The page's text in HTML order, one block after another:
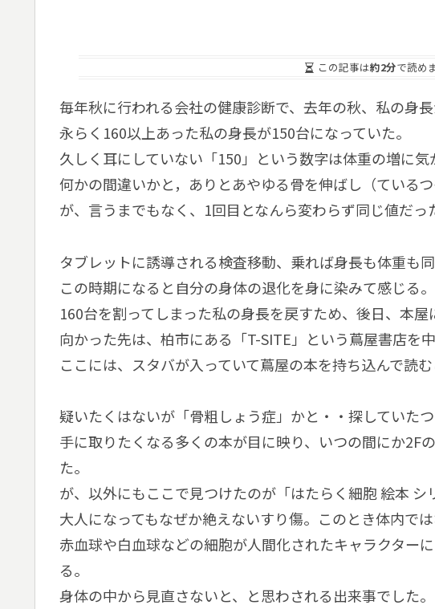
この記事は約2分で読め
毎年秋に行われる会社の健康診断で、去年の秋、私の身長
永らく160以上あった私の身長が150台になっていた。
久しく耳にしていない「150」という数字は体重の増に気
何かの間違いかと，ありとあやゆる骨を伸ばし（ている
が、言うまでもなく、1回目となんら変わらず同じ値だっ
タブレットに誘導される検査移動、乗れば身長も体重も
この時期になると自分の身体の退化を身に染みて感じる。
160台を割ってしまった私の身長を戻すため、後日、本屋
向かった先は、柏市にある「T-SITE」という蔦屋書店を
ここには、スタバが入っていて蔦屋の本を持ち込んで読む
疑いたくはないが「骨粗しょう症」かと・・探していたつ
手に取りたくなる多くの本が目に映り、いつの間にか2F
た。
が、以外にもここで見つけたのが「はたらく細胞 絵本 シ
大人になってもなぜか絶えないすり傷。このとき体内では
赤血球や白血球などの細胞が人間化されたキャラクター
る。
身体の中から見直さないと、と思わされる出来事でした。